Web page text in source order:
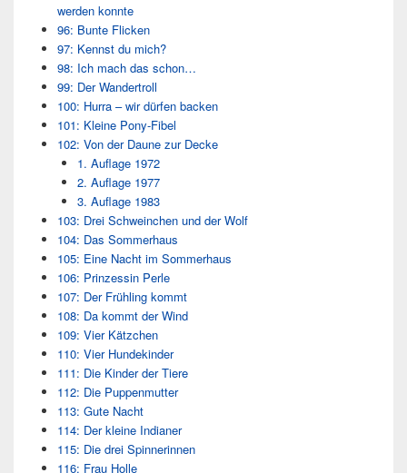
werden konnte
96: Bunte Flicken
97: Kennst du mich?
98: Ich mach das schon…
99: Der Wandertroll
100: Hurra – wir dürfen backen
101: Kleine Pony-Fibel
102: Von der Daune zur Decke
1. Auflage 1972
2. Auflage 1977
3. Auflage 1983
103: Drei Schweinchen und der Wolf
104: Das Sommerhaus
105: Eine Nacht im Sommerhaus
106: Prinzessin Perle
107: Der Frühling kommt
108: Da kommt der Wind
109: Vier Kätzchen
110: Vier Hundekinder
111: Die Kinder der Tiere
112: Die Puppenmutter
113: Gute Nacht
114: Der kleine Indianer
115: Die drei Spinnerinnen
116: Frau Holle